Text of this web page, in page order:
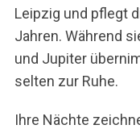
Leipzig und pflegt
Jahren. Während
und Jupiter
selten zur Ruhe.
Ihre Nächte